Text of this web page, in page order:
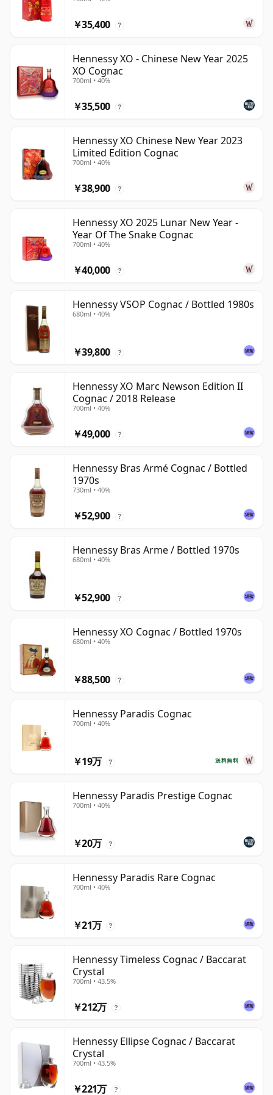
￥35,400 ?
Hennessy XO - Chinese New Year 2025
XO Cognac
700ml • 40%
￥35,500 ?
Hennessy XO Chinese New Year 2023
Limited Edition Cognac
700ml • 40%
￥38,900 ?
Hennessy XO 2025 Lunar New Year -
Year Of The Snake Cognac
700ml • 40%
￥40,000 ?
Hennessy VSOP Cognac / Bottled 1980s
680ml • 40%
￥39,800 ?
Hennessy XO Marc Newson Edition II
Cognac / 2018 Release
700ml • 40%
￥49,000 ?
Hennessy Bras Armé Cognac / Bottled
1970s
730ml • 40%
￥52,900 ?
Hennessy Bras Arme / Bottled 1970s
680ml • 40%
￥52,900 ?
Hennessy XO Cognac / Bottled 1970s
680ml • 40%
￥88,500 ?
Hennessy Paradis Cognac
700ml • 40%
送料無料
￥19万 ?
Hennessy Paradis Prestige Cognac
700ml • 40%
￥20万 ?
Hennessy Paradis Rare Cognac
700ml • 40%
￥21万 ?
Hennessy Timeless Cognac / Baccarat
Crystal
700ml • 43.5%
￥212万 ?
Hennessy Ellipse Cognac / Baccarat
Crystal
700ml • 43.5%
￥221万 ?